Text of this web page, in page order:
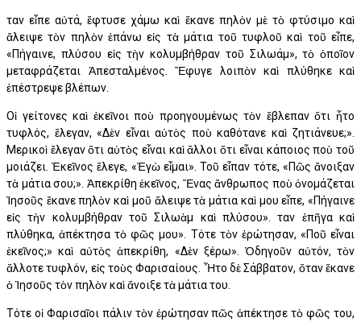
Ὅταν εἶπε αὐτά, ἔφτυσε χάμω καὶ ἔκανε πηλὸν μὲ τὸ φτύσιμο καὶ
ἄλειψε τὸν πηλὸν ἐπάνω εἰς τὰ μάτια τοῦ τυφλοῦ καὶ τοῦ εἶπε,
«Πήγαινε, πλύσου εἰς τὴν κολυμβήθραν τοῦ Σιλωάμ», τὸ ὁποῖον
μεταφράζεται Ἀπεσταλμένος. Ἔφυγε λοιπὸν καὶ πλύθηκε καὶ
ἐπέστρεψε βλέπων.
Οἱ γείτονες καὶ ἐκεῖνοι ποὺ προηγουμένως τὸν ἔβλεπαν ὅτι ἦτο
τυφλός, ἔλεγαν, «Δὲν εἶναι αὐτὸς ποὺ καθότανε καὶ ζητιάνευε;».
Μερικοὶ ἔλεγαν ὅτι αὐτὸς εἶναι καὶ ἄλλοι ὅτι εἶναι κάποιος ποὺ τοῦ
μοιάζει. Ἐκεῖνος ἔλεγε, «Ἐγὼ εἶμαι». Τοῦ εἶπαν τότε, «Πῶς ἄνοιξαν
τὰ μάτια σου;». Ἀπεκρίθη ἐκεῖνος, Ἕνας ἄνθρωπος ποὺ ὀνομάζεται
Ἰησοῦς ἔκανε πηλὸν καὶ μοῦ ἄλειψε τὰ μάτια καὶ μου εἶπε, «Πήγαινε
εἰς τὴν κολυμβήθραν τοῦ Σιλωὰμ καὶ πλύσου». Ὅταν ἐπῆγα καὶ
πλύθηκα, ἀπέκτησα τὸ φῶς μου». Τότε τὸν ἐρώτησαν, «Ποῦ εἶναι
ἐκεῖνος;» καὶ αὐτὸς ἀπεκρίθη, «Δὲν ξέρω». Ὁδηγοῦν αὐτόν, τὸν
ἄλλοτε τυφλόν, εἰς τοὺς Φαρισαίους. Ἦτο δὲ Σάββατον, ὅταν ἔκανε
ὁ Ἰησοῦς τὸν πηλὸν καὶ ἄνοιξε τὰ μάτια του.
Τότε οἱ Φαρισαῖοι πάλιν τὸν ἐρώτησαν πῶς ἀπέκτησε τὸ φῶς του,